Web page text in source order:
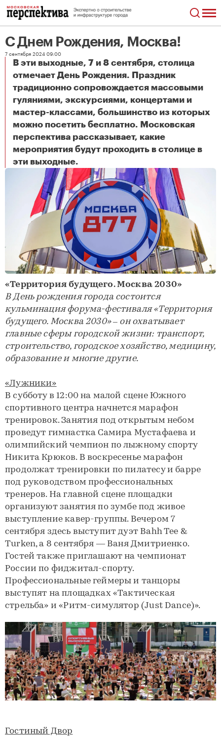
С Днем Рождения, Москва!
7 сентября 2024 09:00
В эти выходные, 7 и 8 сентября, столица
отмечает День Рождения. Праздник
традиционно сопровождается массовыми
гуляниями, экскурсиями, концертами и
мастер-классами, большинство из которых
можно посетить бесплатно. Московская
перспектива рассказывает, какие
мероприятия будут проходить в столице в
эти выходные.
С Днем Рождения, Москва!
«Территория будущего. Москва 2030»
В День рождения города состоится
кульминация форума-фестиваля «Территория
будущего. Москва 2030» – он охватывает
главные сферы городской жизни: транспорт,
строительство, городское хозяйство, медицину,
образование и многие другие.
«Лужники»
В субботу в 12:00 на малой сцене Южного
спортивного центра начнется марафон
тренировок. Занятия под открытым небом
проведут гимнастка Самира Мустафаева и
олимпийский чемпион по лыжному спорту
Никита Крюков. В воскресенье марафон
продолжат тренировки по пилатесу и барре
под руководством профессиональных
тренеров. На главной сцене площадки
организуют занятия по зумбе под живое
выступление кавер-группы. Вечером 7
сентября здесь выступит дуэт Bahh Tee &
Turken, а 8 сентября — Ваня Дмитриенко.
Гостей также приглашают на чемпионат
России по фиджитал-спорту.
Профессиональные геймеры и танцоры
выступят на площадках «Тактическая
стрельба» и «Ритм-симулятор (Just Dance)».
Гостиный Двор